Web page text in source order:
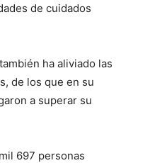
de cuidados
ha aliviado las
de los que en su
a superar su
697 personas